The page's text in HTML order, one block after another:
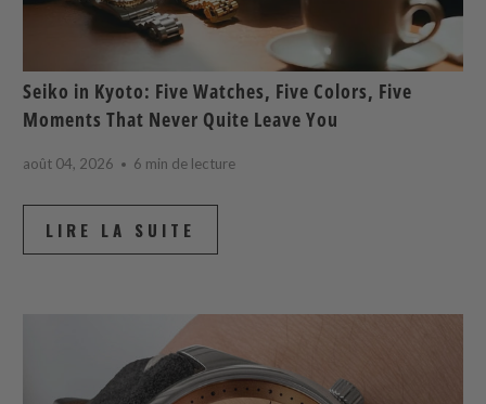
Seiko in Kyoto: Five Watches, Five Colors, Five
Moments That Never Quite Leave You
août 04, 2026 6 min de lecture
LIRE LA SUITE